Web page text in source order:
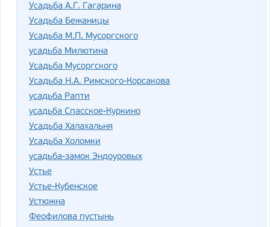
Усадьба А.Г. Гагарина
Усадьба Бежаницы
Усадьба М.П. Мусоргского
усадьба Милютина
Усадьба Мусоргского
Усадьба Н.А. Римского-Корсакова
усадьба Рапти
усадьба Спасское-Куркино
Усадьба Халахальня
Усадьба Холомки
усадьба-замок Эндоуровых
Устье
Устье-Кубенское
Устюжна
Феофилова пустынь